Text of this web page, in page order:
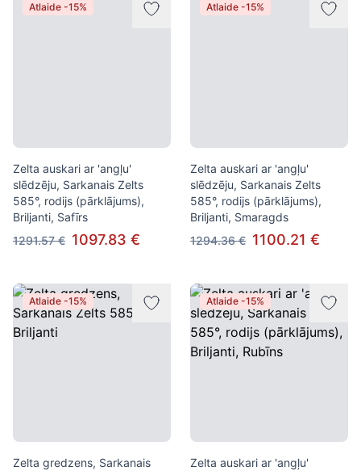
Atlaide -15%
Zelta auskari ar 'angļu'
slēdzēju, Sarkanais Zelts
585°, rodijs (pārklājums),
Briljanti, Safīrs
1291.57 € 1097.83 €
Atlaide -15%
Zelta auskari ar 'angļu'
slēdzēju, Sarkanais Zelts
585°, rodijs (pārklājums),
Briljanti, Smaragds
1294.36 € 1100.21 €
Atlaide -15%
Zelta gredzens, Sarkanais
Atlaide -15%
Zelta auskari ar 'angļu'